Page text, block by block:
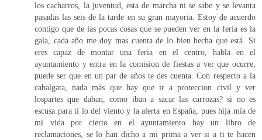
los cacharros, la juventud, esta de marcha ni se sabe y se levanta
pasadas las seis de la tarde en su gran mayoria. Estoy de acuerdo
contigo que de las pocas cosas que se pueden ver en la feria es la
gala, cada año me doy mas cuenta de lo bien hecha que está. Si
eres capaz de montar una feria en el centro, habla en el
ayuntamiento y entra en la comision de fiestas a ver que ocurre,
puede ser que en un par de años te des cuenta. Con respecto a la
cabalgata, nada más que hay que ir a proteccion civil y ver
lospartes que daban, como iban a sacar las carrozas? si no es
escusa para ti lo del viento y la alerta en España, pues hija mia de
mi vida por cierto en el ayuntamiento hay un libro de
reclamaciones, se lo han dicho a mi prima a ver si a ti te hacen